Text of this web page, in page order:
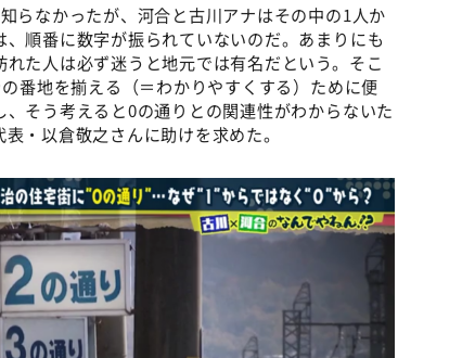
らなかったが、河合と古川アナはその中の1人か
順番に数字が振られていないのだ。あまりにも
た人は必ず迷うと地元では有名だという。そこ
番地を揃える（＝わかりやすくする）ために便
そう考えると0の通りとの関連性がわからないた
・以倉敬之さんに助けを求めた。